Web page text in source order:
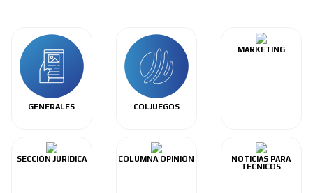
GENERALES COLJUEGOS
MARKETING
SECCIÓN JURÍDICA COLUMNA OPINIÓN
NOTICIAS PARA
TECNICOS